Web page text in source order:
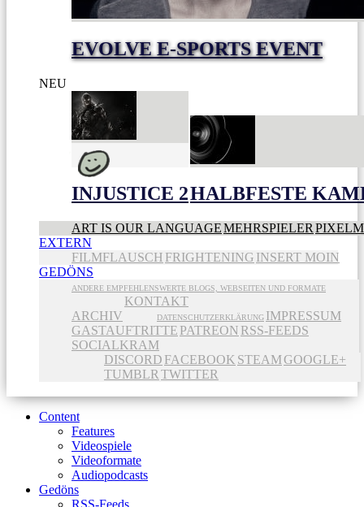
EVOLVE E-SPORTS EVENT
NEU
INJUSTICE 2HALBFESTE
ART IS OUR LANGUAGEMEHRSPIELER
EXTERN
FILMFLAUSCH FRIGHTENING INSERT MOIN
GEDÖNS
ANDERE EMPFEHLENSWERTE BLOGS, WEBSEITEN UND FORMATE
ARCHIV
KONTAKT
DATENSCHUTZERKLÄRUNG IMPRESSUM
GASTAUFTRITTE PATREON RSS-FEEDS
SOCIALKRAM
DISCORD FACEBOOK STEAMGOOGLE+
TUMBLR TWITTER
Content
Features
Videospiele
Videoformate
Audiopodcasts
Gedöns